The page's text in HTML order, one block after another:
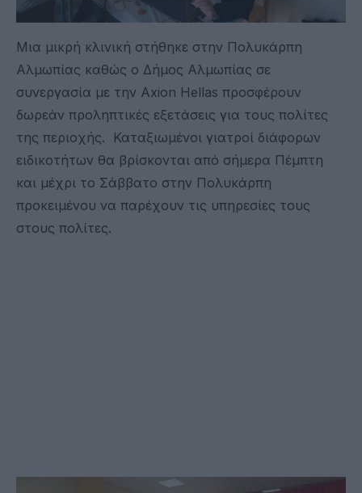
Μια μικρή κλινική στήθηκε στην Πολυκάρπη
Αλμωπίας καθώς ο Δήμος Αλμωπίας σε
συνεργασία με την Axion Hellas προσφέρουν
δωρεάν προληπτικές εξετάσεις για τους πολίτες
της περιοχής. Καταξιωμένοι γιατροί διάφορων
ειδικοτήτων θα βρίσκονται από σήμερα Πέμπτη
και μέχρι το Σάββατο στην Πολυκάρπη
προκειμένου να παρέχουν τις υπηρεσίες τους
στους πολίτες.